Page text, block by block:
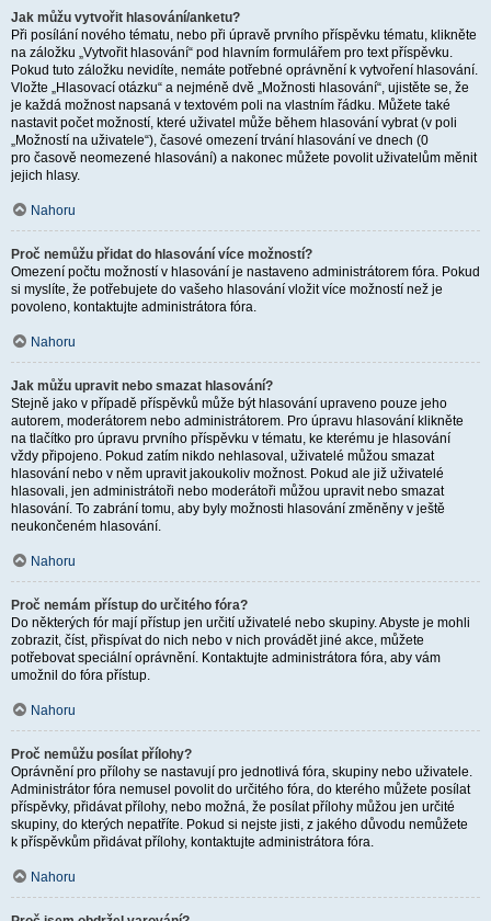
Jak můžu vytvořit hlasování/anketu?
Při posílání nového tématu, nebo při úpravě prvního příspěvku tématu, klikněte
na záložku „Vytvořit hlasování“ pod hlavním formulářem pro text příspěvku.
Pokud tuto záložku nevidíte, nemáte potřebné oprávnění k vytvoření hlasování.
Vložte „Hlasovací otázku“ a nejméně dvě „Možnosti hlasování“, ujistěte se, že
je každá možnost napsaná v textovém poli na vlastním řádku. Můžete také
nastavit počet možností, které uživatel může během hlasování vybrat (v poli
„Možností na uživatele“), časové omezení trvání hlasování ve dnech (0
pro časově neomezené hlasování) a nakonec můžete povolit uživatelům měnit
jejich hlasy.
Nahoru
Proč nemůžu přidat do hlasování více možností?
Omezení počtu možností v hlasování je nastaveno administrátorem fóra. Pokud
si myslíte, že potřebujete do vašeho hlasování vložit více možností než je
povoleno, kontaktujte administrátora fóra.
Nahoru
Jak můžu upravit nebo smazat hlasování?
Stejně jako v případě příspěvků může být hlasování upraveno pouze jeho
autorem, moderátorem nebo administrátorem. Pro úpravu hlasování klikněte
na tlačítko pro úpravu prvního příspěvku v tématu, ke kterému je hlasování
vždy připojeno. Pokud zatím nikdo nehlasoval, uživatelé můžou smazat
hlasování nebo v něm upravit jakoukoliv možnost. Pokud ale již uživatelé
hlasovali, jen administrátoři nebo moderátoři můžou upravit nebo smazat
hlasování. To zabrání tomu, aby byly možnosti hlasování změněny v ještě
neukončeném hlasování.
Nahoru
Proč nemám přístup do určitého fóra?
Do některých fór mají přístup jen určití uživatelé nebo skupiny. Abyste je mohli
zobrazit, číst, přispívat do nich nebo v nich provádět jiné akce, můžete
potřebovat speciální oprávnění. Kontaktujte administrátora fóra, aby vám
umožnil do fóra přístup.
Nahoru
Proč nemůžu posílat přílohy?
Oprávnění pro přílohy se nastavují pro jednotlivá fóra, skupiny nebo uživatele.
Administrátor fóra nemusel povolit do určitého fóra, do kterého můžete posílat
příspěvky, přidávat přílohy, nebo možná, že posílat přílohy můžou jen určité
skupiny, do kterých nepatříte. Pokud si nejste jisti, z jakého důvodu nemůžete
k příspěvkům přidávat přílohy, kontaktujte administrátora fóra.
Nahoru